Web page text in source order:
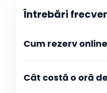
Întrebări
Cum rezerv
programul actualizat în
după ce tranzacția
Cât costă o oră